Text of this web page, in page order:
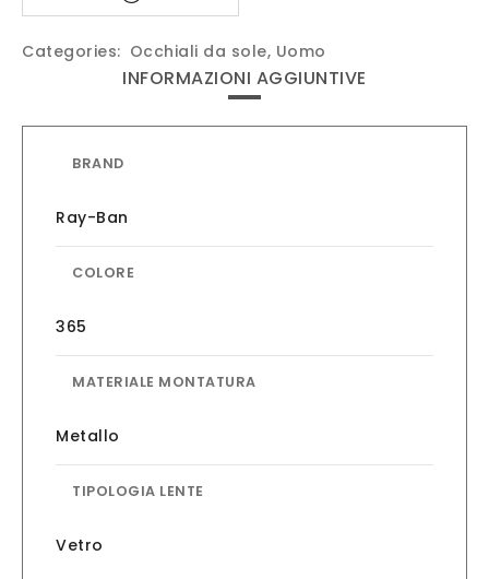
Categories: Occhiali da sole, Uomo
INFORMAZIONI AGGIUNTIVE
BRAND
Ray-Ban
COLORE
365
MATERIALE MONTATURA
Metallo
TIPOLOGIA LENTE
Vetro